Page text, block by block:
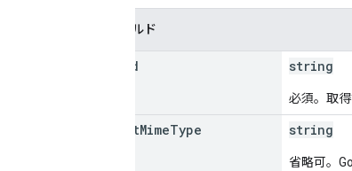
フィールド
Id string
必須。取得
exportMimeType string
省略可。